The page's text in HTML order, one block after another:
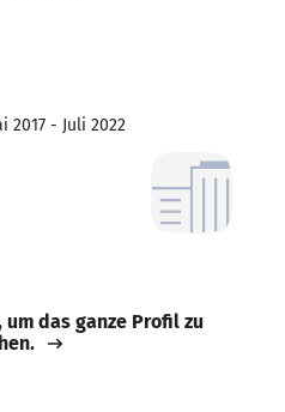
2017 - Juli 2022
um das ganze Profil zu